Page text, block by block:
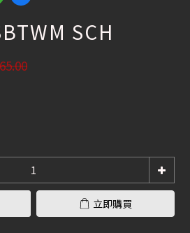
SCH
立即購買